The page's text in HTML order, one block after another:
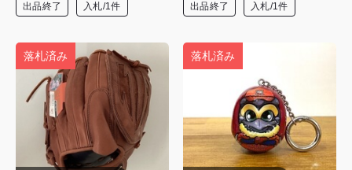
出品終了 入札/1件 出品終了 入札/1件
落札済み 落札済み